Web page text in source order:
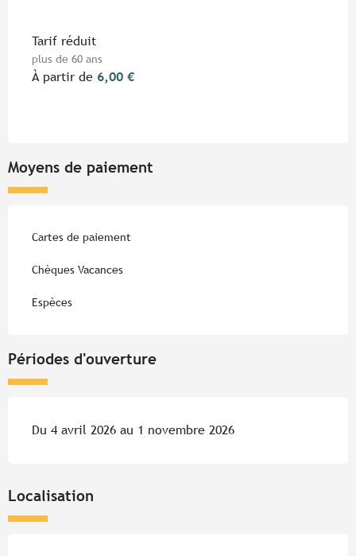
Tarif réduit
plus de 60 ans
À partir de 6,00 €
Moyens de paiement
Cartes de paiement
Chèques Vacances
Espèces
Périodes d'ouverture
Du 4 avril 2026 au 1 novembre 2026
Localisation